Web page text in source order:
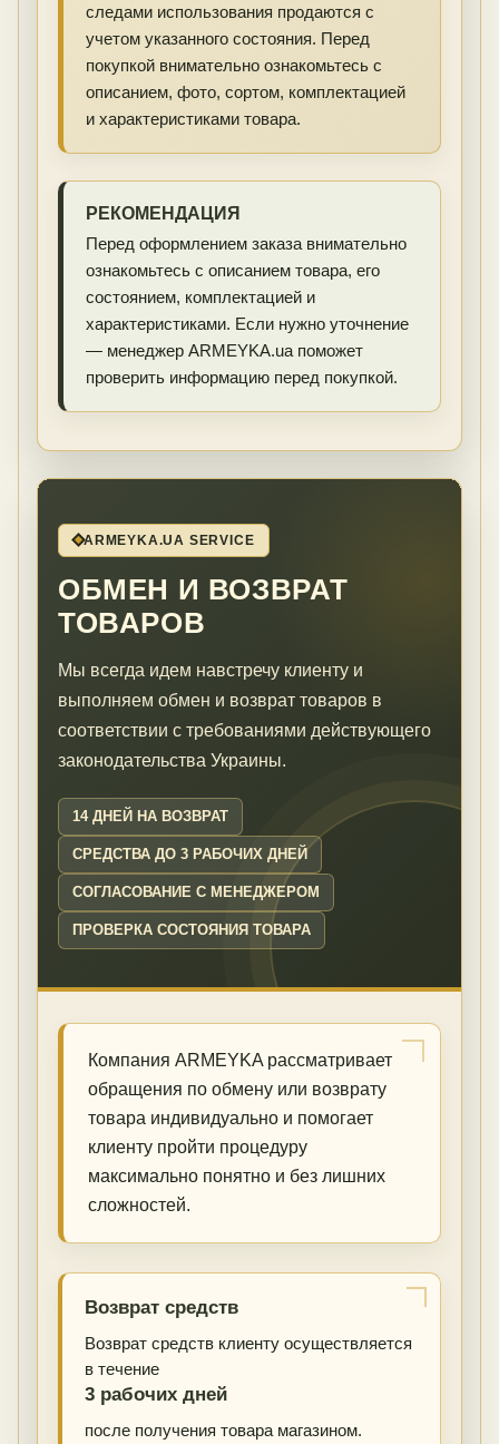
следами использования продаются с
учетом указанного состояния. Перед
покупкой внимательно ознакомьтесь с
описанием, фото, сортом, комплектацией
и характеристиками товара.
РЕКОМЕНДАЦИЯ
Перед оформлением заказа внимательно
ознакомьтесь с описанием товара, его
состоянием, комплектацией и
характеристиками. Если нужно уточнение
— менеджер ARMEYKA.ua поможет
проверить информацию перед покупкой.
ARMEYKA.UA SERVICE
ОБМЕН И ВОЗВРАТ
ТОВАРОВ
Мы всегда идем навстречу клиенту и
выполняем обмен и возврат товаров в
соответствии с требованиями действующего
законодательства Украины.
14 ДНЕЙ НА ВОЗВРАТ
СРЕДСТВА ДО 3 РАБОЧИХ ДНЕЙ
СОГЛАСОВАНИЕ С МЕНЕДЖЕРОМ
ПРОВЕРКА СОСТОЯНИЯ ТОВАРА
Компания ARMEYKA рассматривает
обращения по обмену или возврату
товара индивидуально и помогает
клиенту пройти процедуру
максимально понятно и без лишних
сложностей.
Возврат средств
Возврат средств клиенту осуществляется
в течение
3 рабочих дней
после получения товара магазином.